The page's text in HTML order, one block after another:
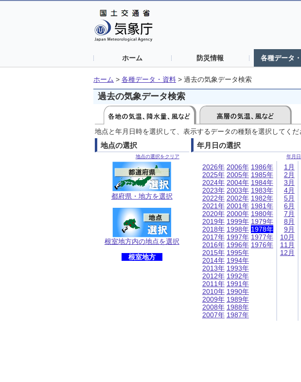
ホーム 防災情報 各種データ
ホーム > 各種データ・資料 > 過去の気象データ検索
過去の気象データ検索
地点と年月日時を選択して、表示するデータの種類を選択してくだ
地点の選択
地点の選択をクリア
都府県・地方を選択
根室地方内の地点を選択
根室地方
年月日の選択
年月
2026年
2025年
2024年
2023年
2022年
2021年
2020年
2019年
2018年
2017年
2016年
2015年
2014年
2013年
2012年
2011年
2010年
2009年
2008年
2007年
2006年
2005年
2004年
2003年
2002年
2001年
2000年
1999年
1998年
1997年
1996年
1995年
1994年
1993年
1992年
1991年
1990年
1989年
1988年
1987年
1986年
1985年
1984年
1983年
1982年
1981年
1980年
1979年
1978年
1977年
1976年
1月
2月
3月
4月
5月
6月
7月
8月
9月
10月
11月
12月